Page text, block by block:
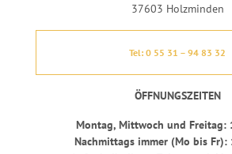
37603 Holzminden
Tel: 0 55 31 – 94 83 32
ÖFFNUNGSZEITEN
Montag, Mittwoch und Freitag:
Nachmittags immer (Mo bis Fr):